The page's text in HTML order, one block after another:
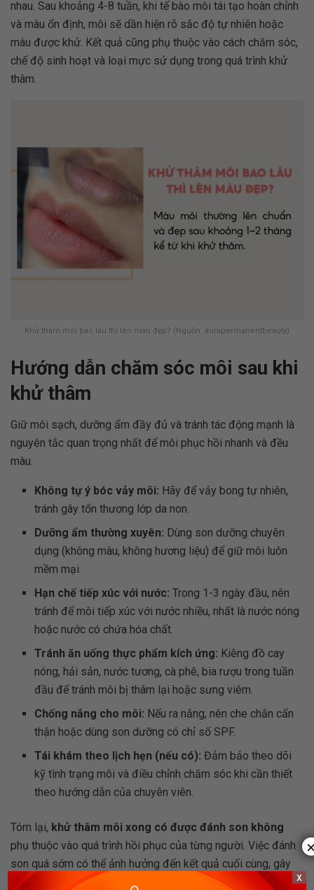
nhau. Sau khoảng 4-8 tuần, khi tế bào môi tái tạo hoàn chỉnh
và màu ổn định, môi sẽ dần hiện rõ sắc độ tự nhiên hoặc
màu được khử. Kết quả cũng phụ thuộc vào cách chăm sóc,
chế độ sinh hoạt và loại mực sử dụng trong quá trình khử
thâm.
Khử thâm môi bao lâu thì lên màu đẹp? (Nguồn: aurapermanentbeauty)
Hướng dẫn chăm sóc môi sau khi
khử thâm
Giữ môi sạch, dưỡng ẩm đầy đủ và tránh tác động mạnh là
nguyên tắc quan trọng nhất để môi phục hồi nhanh và đều
màu.
Không tự ý bóc vảy môi: Hãy để vảy bong tự nhiên,
tránh gây tổn thương lớp da non.
Dưỡng ẩm thường xuyên: Dùng son dưỡng chuyên
dụng (không màu, không hương liệu) để giữ môi luôn
mềm mại.
Hạn chế tiếp xúc với nước: Trong 1-3 ngày đầu, nên
tránh để môi tiếp xúc với nước nhiều, nhất là nước nóng
hoặc nước có chứa hóa chất.
Tránh ăn uống thực phẩm kích ứng: Kiêng đồ cay
nóng, hải sản, nước tương, cà phê, bia rượu trong tuần
đầu để tránh môi bị thâm lại hoặc sưng viêm.
Chống nắng cho môi: Nếu ra nắng, nên che chắn cẩn
thận hoặc dùng son dưỡng có chỉ số SPF.
Tái khám theo lịch hẹn (nếu có): Đảm bảo theo dõi
kỹ tình trạng môi và điều chỉnh chăm sóc khi cần thiết
theo hướng dẫn của chuyên viên.
Tóm lại, khử thâm môi xong có được đánh son không
phụ thuộc vào quá trình hồi phục của từng người. Việc đánh
son quá sớm có thể ảnh hưởng đến kết quả cuối cùng, gây
sạm màu hoặc kích ứng. Vì thế, hãy kiên nhẫn chờ môi bongx